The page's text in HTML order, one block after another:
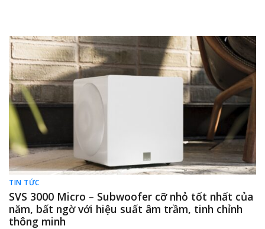
TIN TỨC
SVS 3000 Micro – Subwoofer cỡ nhỏ tốt nhất của
năm, bất ngờ với hiệu suất âm trầm, tinh chỉnh
thông minh